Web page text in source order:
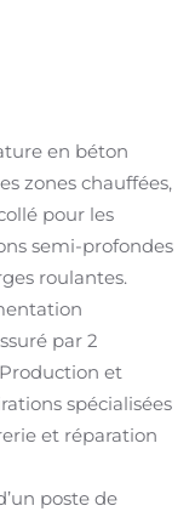
en béton
zones chauffées,
pour les
semi-profondes
roulantes.
par 2
et
spécialisées
et réparation
poste de